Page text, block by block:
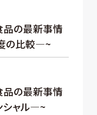
の最新事情
の比較―~
の最新事情
シャル―~